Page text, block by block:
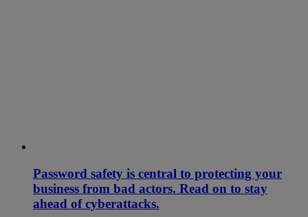
Password safety is central to protecting your
business from bad actors. Read on to stay
ahead of cyberattacks.